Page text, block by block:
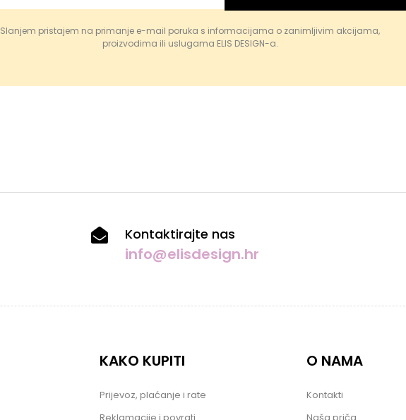
Slanjem pristajem na primanje e-mail poruka s informacijama o zanimljivim akcijama,
proizvodima ili uslugama ELIS DESIGN-a.
Kontaktirajte nas
info@elisdesign.hr
KAKO KUPITI
Prijevoz, plaćanje i rate
O NAMA
Kontakti